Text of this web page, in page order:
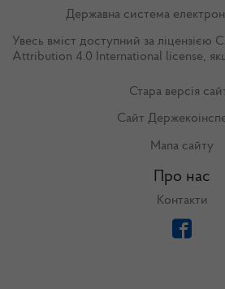
Державна система
Увесь вміст доступний за ліцензією
Attribution 4.0 International license,
Стара версія
Сайт
Мапа сайту
Про нас
Контакти